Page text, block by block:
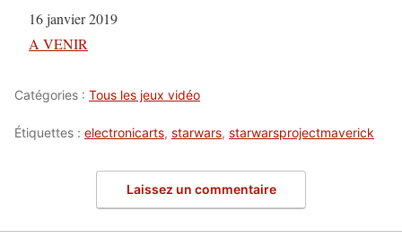
Date
16 janvier 2019
Par rapport à
A VENIR
Catégories : Tous les jeux vidéo
Étiquettes : electronicarts, starwars, starwarsprojectmaverick
Laissez un commentaire